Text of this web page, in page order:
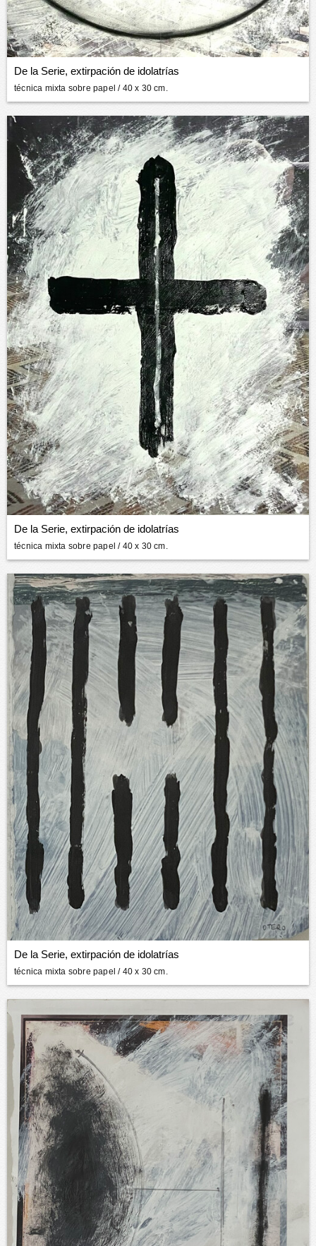
De la Serie, extirpación de idolatrías
técnica mixta sobre papel / 40 x 30 cm.
De la Serie, extirpación de idolatrías
técnica mixta sobre papel / 40 x 30 cm.
De la Serie, extirpación de idolatrías
técnica mixta sobre papel / 40 x 30 cm.